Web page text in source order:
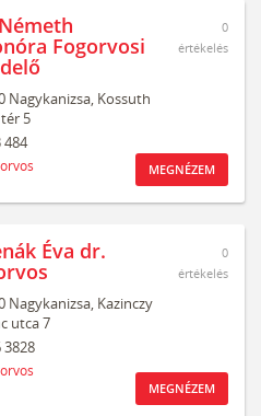
Fogorvosi
Nagykanizsa, Kossuth
5
484
0
értékelés
MEGNÉZEM
Éva dr.
Nagykanizsa, Kazinczy
utca 7
3828
0
értékelés
MEGNÉZEM